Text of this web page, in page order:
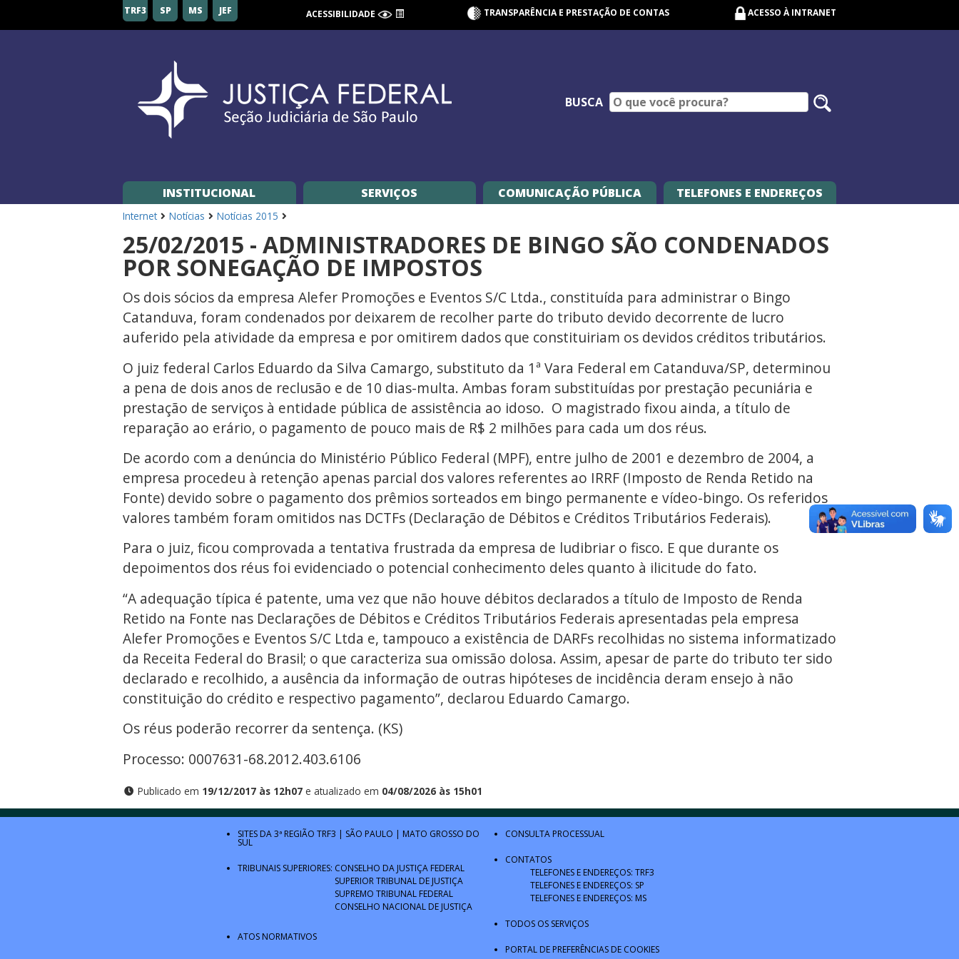
de
TRF3 SP MS JEF ACESSIBILIDADE TRANSPARÊNCIA E PRESTAÇÃO DE CONTAS ACESSO À INTRANET
BUSCA
INSTITUCIONAL SERVIÇOS COMUNICAÇÃO PÚBLICA TELEFONES E ENDEREÇOS
Internet Notícias Notícias 2015
25/02/2015 - ADMINISTRADORES DE BINGO SÃO CONDENADOS
POR SONEGAÇÃO DE IMPOSTOS
Os dois sócios da empresa Alefer Promoções e Eventos S/C Ltda., constituída para administrar o Bingo
Catanduva, foram condenados por deixarem de recolher parte do tributo devido decorrente de lucro
auferido pela atividade da empresa e por omitirem dados que constituiriam os devidos créditos tributários.
O juiz federal Carlos Eduardo da Silva Camargo, substituto da 1ª Vara Federal em Catanduva/SP, determinou
a pena de dois anos de reclusão e de 10 dias-multa. Ambas foram substituídas por prestação pecuniária e
prestação de serviços à entidade pública de assistência ao idoso. O magistrado fixou ainda, a título de
reparação ao erário, o pagamento de pouco mais de R$ 2 milhões para cada um dos réus.
De acordo com a denúncia do Ministério Público Federal (MPF), entre julho de 2001 e dezembro de 2004, a
empresa procedeu à retenção apenas parcial dos valores referentes ao IRRF (Imposto de Renda Retido na
Fonte) devido sobre o pagamento dos prêmios sorteados em bingo permanente e vídeo-bingo. Os referidos
valores também foram omitidos nas DCTFs (Declaração de Débitos e Créditos Tributários Federais).
Para o juiz, ficou comprovada a tentativa frustrada da empresa de ludibriar o fisco. E que durante os
depoimentos dos réus foi evidenciado o potencial conhecimento deles quanto à ilicitude do fato.
“A adequação típica é patente, uma vez que não houve débitos declarados a título de Imposto de Renda
Retido na Fonte nas Declarações de Débitos e Créditos Tributários Federais apresentadas pela empresa
Alefer Promoções e Eventos S/C Ltda e, tampouco a existência de DARFs recolhidas no sistema informatizado
da Receita Federal do Brasil; o que caracteriza sua omissão dolosa. Assim, apesar de parte do tributo ter sido
declarado e recolhido, a ausência da informação de outras hipóteses de incidência deram ensejo à não
constituição do crédito e respectivo pagamento”, declarou Eduardo Camargo.
Os réus poderão recorrer da sentença. (KS)
Processo: 0007631-68.2012.403.6106
Publicado em 19/12/2017 às 12h07 e atualizado em 04/08/2026 às 15h01
SITES DA 3ª REGIÃO TRF3 | SÃO PAULO | MATO GROSSO DO
SUL
TRIBUNAIS SUPERIORES: CONSELHO DA JUSTIÇA FEDERAL
SUPERIOR TRIBUNAL DE JUSTIÇA
SUPREMO TRIBUNAL FEDERAL
CONSELHO NACIONAL DE JUSTIÇA
ATOS NORMATIVOS
CONSULTA PROCESSUAL
CONTATOS
TELEFONES E ENDEREÇOS: TRF3
TELEFONES E ENDEREÇOS: SP
TELEFONES E ENDEREÇOS: MS
TODOS OS SERVIÇOS
PORTAL DE PREFERÊNCIAS DE COOKIES